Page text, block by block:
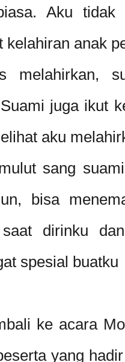
Aku
kelahiran anak
melahirkan,
juga ikut
aku
sang
bisa
dirinku
spesial buatku
ke acara
yang